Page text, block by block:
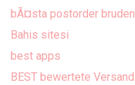
bÃ¤sta postorder
Bahis sitesi
best apps
BEST bewertete